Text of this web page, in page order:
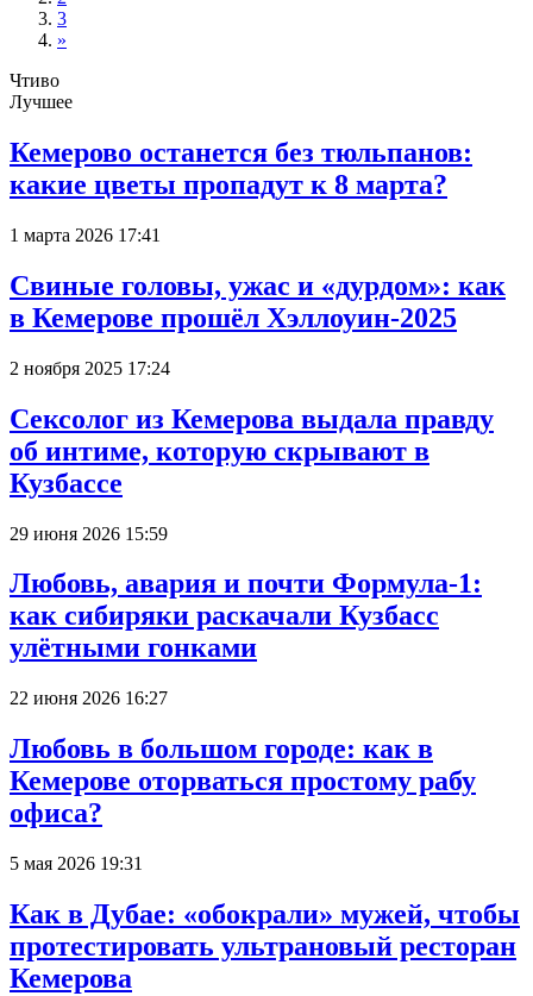
3
»
Чтиво
Лучшее
Кемерово останется без тюльпанов:
какие цветы пропадут к 8 марта?
1 марта 2026 17:41
Свиные головы, ужас и «дурдом»: как
в Кемерове прошёл Хэллоуин-2025
2 ноября 2025 17:24
Сексолог из Кемерова выдала правду
об интиме, которую скрывают в
Кузбассе
29 июня 2026 15:59
Любовь, авария и почти Формула-1:
как сибиряки раскачали Кузбасс
улётными гонками
22 июня 2026 16:27
Любовь в большом городе: как в
Кемерове оторваться простому рабу
офиса?
5 мая 2026 19:31
Как в Дубае: «обокрали» мужей, чтобы
протестировать ультрановый ресторан
Кемерова